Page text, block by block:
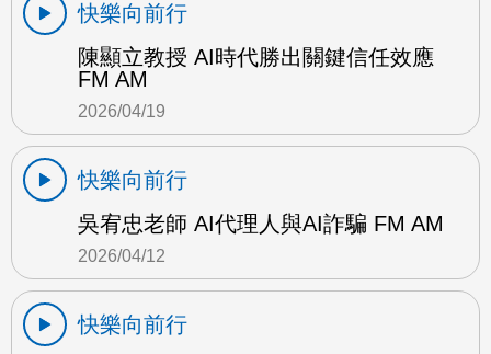
快樂向前行
陳顯立教授 AI時代勝出關鍵信任效應
FM AM
2026/04/19
快樂向前行
吳宥忠老師 AI代理人與AI詐騙 FM AM
2026/04/12
快樂向前行